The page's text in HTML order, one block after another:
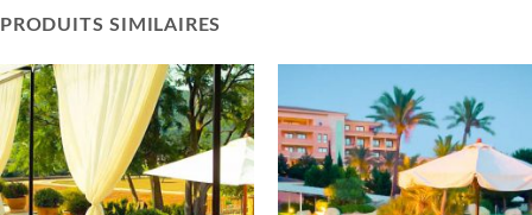
PRODUITS SIMILAIRES